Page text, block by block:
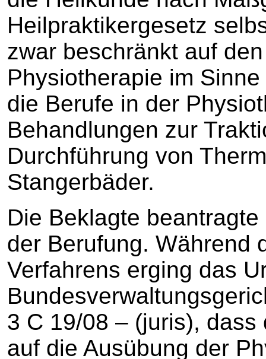
Heilpraktikergesetz
zwar beschränkt auf
Physiotherapie im
die Berufe in der
Behandlungen zur
Durchführung von
Stangerbäder.
Die Beklagte
der Berufung. Während
Verfahrens erging das
3 C 19/08 – (juris),
auf die Ausübung der